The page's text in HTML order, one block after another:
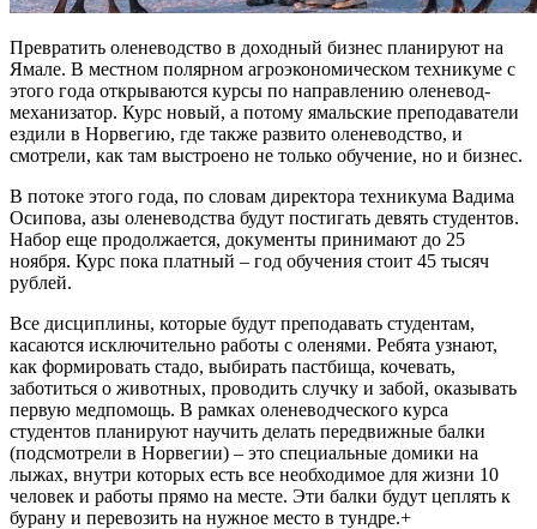
Превратить оленеводство в доходный бизнес планируют на
Ямале. В местном полярном агроэкономическом техникуме с
этого года открываются курсы по направлению оленевод-
механизатор. Курс новый, а потому ямальские преподаватели
ездили в Норвегию, где также развито оленеводство, и
смотрели, как там выстроено не только обучение, но и бизнес.
В потоке этого года, по словам директора техникума Вадима
Осипова, азы оленеводства будут постигать девять студентов.
Набор еще продолжается, документы принимают до 25
ноября. Курс пока платный – год обучения стоит 45 тысяч
рублей.
Все дисциплины, которые будут преподавать студентам,
касаются исключительно работы с оленями. Ребята узнают,
как формировать стадо, выбирать пастбища, кочевать,
заботиться о животных, проводить случку и забой, оказывать
первую медпомощь. В рамках оленеводческого курса
студентов планируют научить делать передвижные балки
(подсмотрели в Норвегии) – это специальные домики на
лыжах, внутри которых есть все необходимое для жизни 10
человек и работы прямо на месте. Эти балки будут цеплять к
бурану и перевозить на нужное место в тундре.+